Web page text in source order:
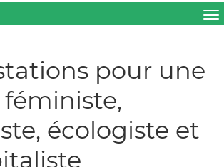
pour une
écologiste et